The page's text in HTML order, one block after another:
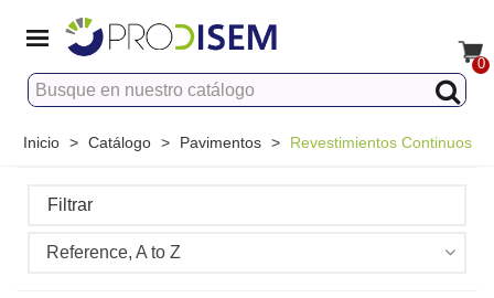
0
Inicio > Catálogo > Pavimentos > Revestimientos Continuos
Filtrar
Reference, A to Z